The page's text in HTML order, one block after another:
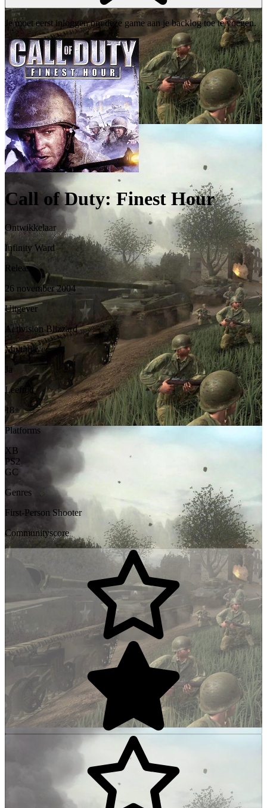
Je moet eerst inloggen om deze game aan je backlog toe te voegen.
Call of Duty: Finest Hour
Ontwikkelaar
Infinity Ward
Release
26 november 2004
Uitgever
Activision Blizzard
Multiplayer
Ja
Leeftijd
18+
Platforms
XB
PS2
GC
Genres
First-Person Shooter
Communityscore